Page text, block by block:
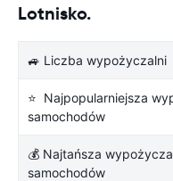
Lotnisko.
🚙 Liczba wypożyczalni
⭐ Najpopularniejsza
samochodów
💰 Najtańsza
samochodów